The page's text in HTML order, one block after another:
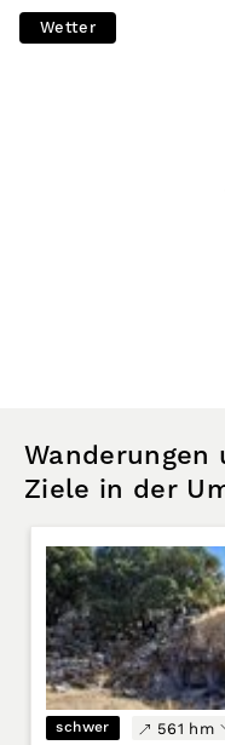
Wetter
Ziele in der
schwer 561 hm